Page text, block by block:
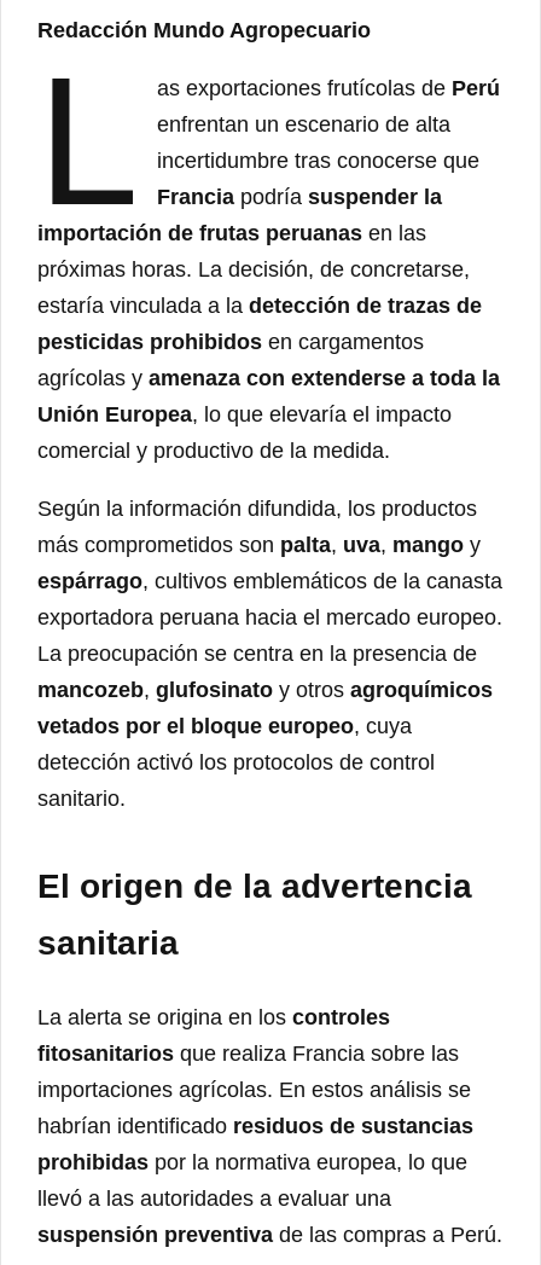
Redacción Mundo Agropecuario
L as exportaciones frutícolas de Perú
enfrentan un escenario de alta
incertidumbre tras conocerse que
Francia podríasuspender la
importación de frutas peruanas en las
próximas horas. La decisión, de concretarse,
estaría vinculada a la detección de trazas de
pesticidas prohibidos en cargamentos
agrícolas y amenaza con extenderse a toda la
Unión Europea, lo que elevaría el impacto
comercial y productivo de la medida.
Según la información difundida, los productos
más comprometidos son palta, uva, mango y
espárrago, cultivos emblemáticos de la canasta
exportadora peruana hacia el mercado europeo.
La preocupación se centra en la presencia de
mancozeb, glufosinato y otros agroquímicos
vetados por el bloque europeo, cuya
detección activó los protocolos de control
sanitario.
El origen de la advertencia
sanitaria
La alerta se origina en los controles
fitosanitarios que realiza Francia sobre las
importaciones agrícolas. En estos análisis se
habrían identificado residuos de sustancias
prohibidas por la normativa europea, lo que
llevó a las autoridades a evaluar una
suspensión preventiva de las compras a Perú.